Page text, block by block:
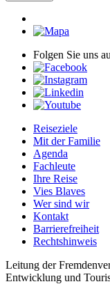
Folgen Sie uns
Reiseziele
Mit der Familie
Agenda
Fachleute
Ihre Reise
Vies Blaves
Wer sind wir
Kontakt
Barrierefreiheit
Rechtshinweis
Leitung der
Entwicklung und